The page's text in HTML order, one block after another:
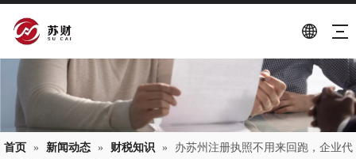
首页 » 新闻动态 » 财税知识 »
办苏州注册执照不用来回跑，企业代